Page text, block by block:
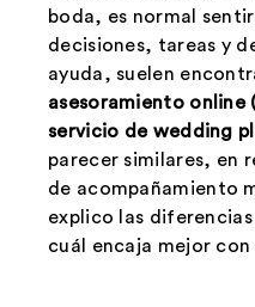
boda, es normal
decisiones, tareas y
ayuda, suelen
asesoramiento
servicio de wedding
parecer similares, en
de acompañamiento
explico las
cuál encaja mejor